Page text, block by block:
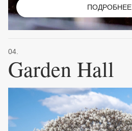
ПОДРОБНЕЕ
04.
Garden Hall